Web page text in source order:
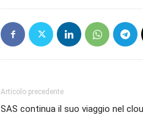
Articolo precedente
SAS continua il suo viaggio nel